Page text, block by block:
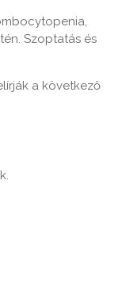
Szoptatás és
a következő